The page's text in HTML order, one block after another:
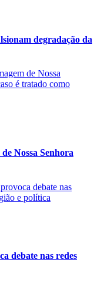
degradação da
Nossa Senhora
debate nas redes